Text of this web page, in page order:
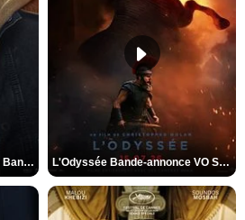
Spider-Man: Brand New Day Bande-annonce VO STFR L'Odyssée Bande-annonce VO STFR